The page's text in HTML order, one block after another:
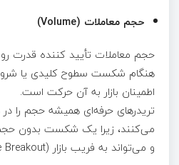
حجم معاملات (Volume)
حجم معاملات تأیید کننده قدرت
هنگام شکست سطوح کلیدی یا
اطمینان بازار به آن حرکت است.
تریدرهای حرفه‌ای همیشه حجم را
می‌کنند، زیرا یک شکست بدون حجم
و می‌تواند به فریب بازار (False Breakout) منجر شود.